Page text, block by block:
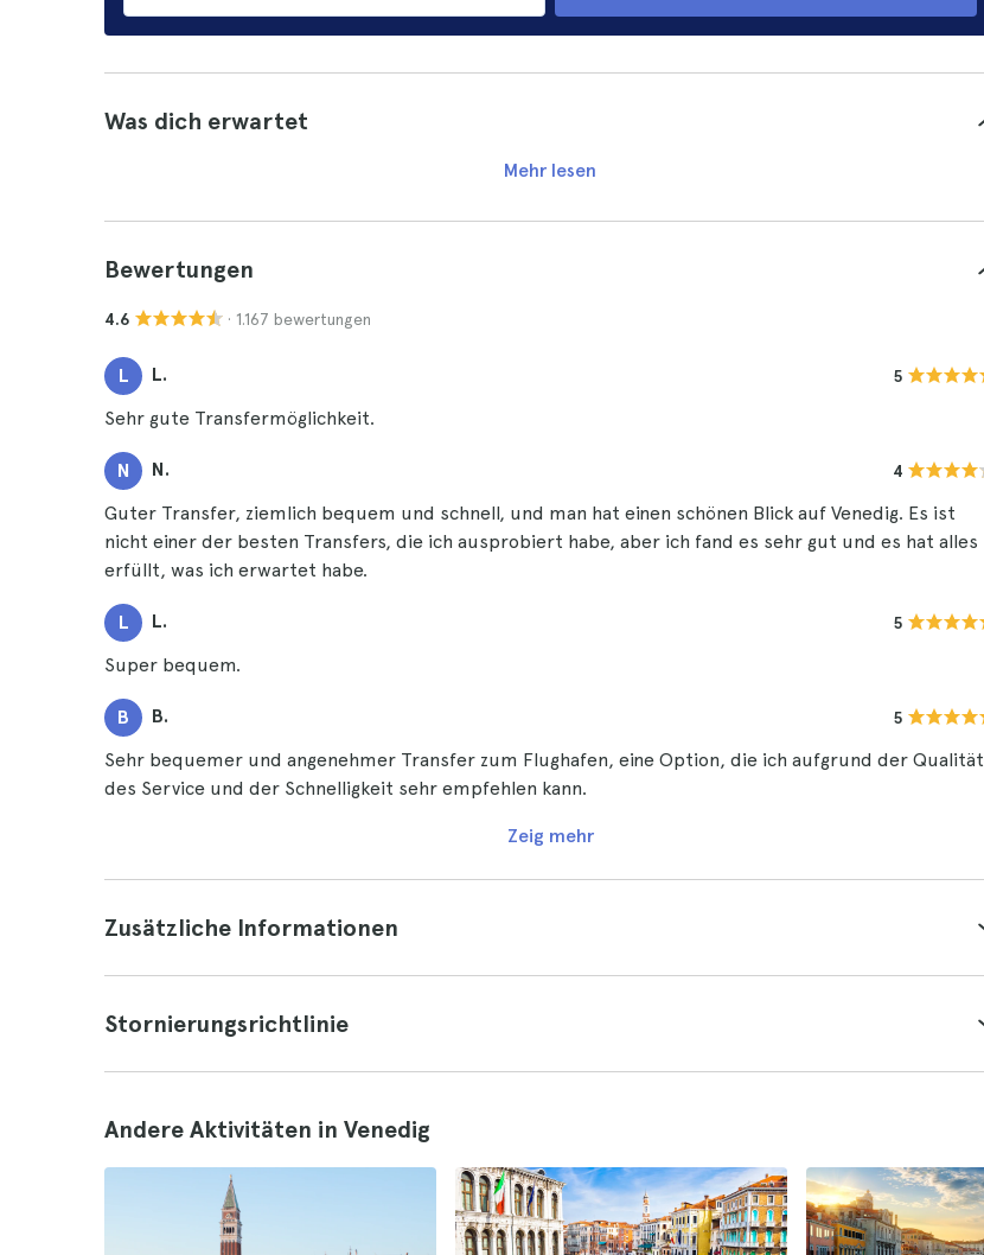
Was dich erwartet
Mehr lesen
Bewertungen
4.6 · 1.167 bewertungen
L L. 5
Sehr gute Transfermöglichkeit.
N N. 4
Guter Transfer, ziemlich bequem und schnell, und man hat einen schönen Blick auf Venedig. Es ist
nicht einer der besten Transfers, die ich ausprobiert habe, aber ich fand es sehr gut und es hat alles
erfüllt, was ich erwartet habe.
L L. 5
Super bequem.
B B. 5
Sehr bequemer und angenehmer Transfer zum Flughafen, eine Option, die ich aufgrund der Qualität
des Service und der Schnelligkeit sehr empfehlen kann.
Zeig mehr
Zusätzliche Informationen
Stornierungsrichtlinie
Andere Aktivitäten in Venedig